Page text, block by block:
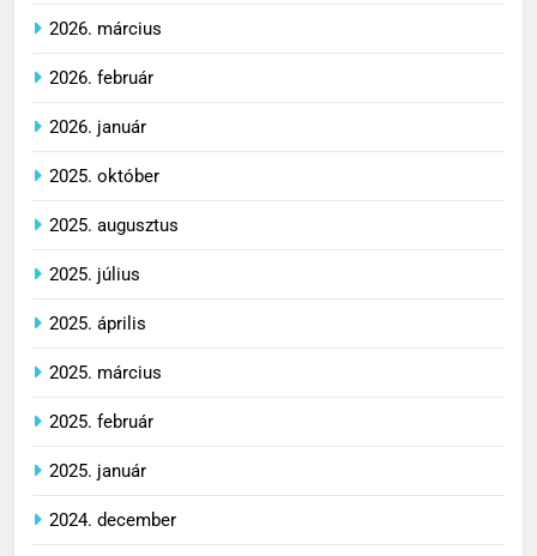
2026. március
2026. február
2026. január
2025. október
2025. augusztus
2025. július
2025. április
2025. március
2025. február
2025. január
2024. december